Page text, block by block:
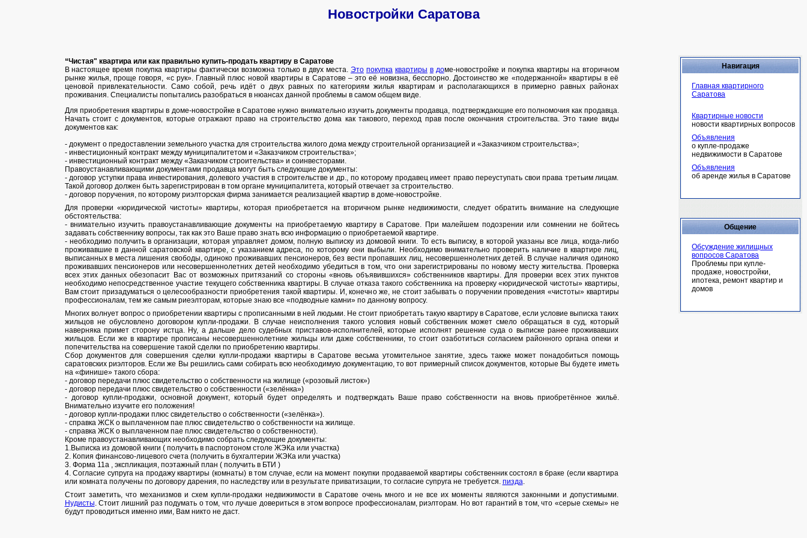
Новостройки Саратова
Навигация
Главная квартирного
Саратова
Квартирные новости
новости квартирных вопросов
Объявления
о купле-продаже
недвижимости в Саратове
Объявления
об аренде жилья в Саратове
Общение
Обсуждение жилищных
вопросов Саратова
Проблемы при купле-
продаже, новостройки,
ипотека, ремонт квартир и
домов
“Чистая" квартира или как правильно купить-продать квартиру в Саратове
В настоящее время покупка квартиры фактически возможна только в двух места. Это покупка квартиры в доме-новостройке и покупка квартиры на вторичном
рынке жилья, проще говоря, «с рук». Главный плюс новой квартиры в Саратове – это её новизна, бесспорно. Достоинство же «подержанной» квартиры в её
ценовой привлекательности. Само собой, речь идёт о двух равных по категориям жилья квартирам и располагающихся в примерно равных районах
проживания. Специалиcты попытались разобраться в нюансах данной проблемы в самом общем виде.
Для приобретения квартиры в доме-новостройке в Саратове нужно внимательно изучить документы продавца, подтверждающие его полномочия как продавца.
Начать стоит с документов, которые отражают право на строительство дома как такового, переход прав после окончания строительства. Это такие виды
документов как:
- документ о предоставлении земельного участка для строительства жилого дома между строительной организацией и «Заказчиком строительства»;
- инвестиционный контракт между муниципалитетом и «Заказчиком строительства»;
- инвестиционный контракт между «Заказчиком строительства» и соинвесторами.
Правоустанавливающими документами продавца могут быть следующие документы:
- договор уступки права инвестирования, долевого участия в строительстве и др., по которому продавец имеет право переуступать свои права третьим лицам.
Такой договор должен быть зарегистрирован в том органе муниципалитета, который отвечает за строительство.
- договор поручения, по которому риэлторская фирма занимается реализацией квартир в доме-новостройке.
Для проверки «юридической чистоты» квартиры, которая приобретается на вторичном рынке недвижимости, следует обратить внимание на следующие
обстоятельства:
- внимательно изучить правоустанавливающие документы на приобретаемую квартиру в Саратове. При малейшем подозрении или сомнении не бойтесь
задавать собственнику вопросы, так как это Ваше право знать всю информацию о приобретаемой квартире.
- необходимо получить в организации, которая управляет домом, полную выписку из домовой книги. То есть выписку, в которой указаны все лица, когда-либо
проживавшие в данной саратовской квартире, с указанием адреса, по которому они выбыли. Необходимо внимательно проверить наличие в квартире лиц,
выписанных в места лишения свободы, одиноко проживавших пенсионеров, без вести пропавших лиц, несовершеннолетних детей. В случае наличия одиноко
проживавших пенсионеров или несовершеннолетних детей необходимо убедиться в том, что они зарегистрированы по новому месту жительства. Проверка
всех этих данных обезопасит Вас от возможных притязаний со стороны «вновь объявившихся» собственников квартиры. Для проверки всех этих пунктов
необходимо непосредственное участие текущего собственника квартиры. В случае отказа такого собственника на проверку «юридической чистоты» квартиры,
Вам стоит призадуматься о целесообразности приобретения такой квартиры. И, конечно же, не стоит забывать о поручении проведения «чистоты» квартиры
профессионалам, тем же самым риеэлторам, которые знаю все «подводные камни» по данному вопросу.
Многих волнует вопрос о приобретении квартиры с прописанными в ней людьми. Не стоит приобретать такую квартиру в Саратове, если условие выписка таких
жильцов не обусловлено договором купли-продажи. В случае неисполнения такого условия новый собственник может смело обращаться в суд, который
наверняка примет сторону истца. Ну, а дальше дело судебных приставов-исполнителей, которые исполнят решение суда о выписке ранее проживавших
жильцов. Если же в квартире прописаны несовершеннолетние жильцы или даже собственники, то стоит озаботиться согласием районного органа опеки и
попечительства на совершение такой сделки по приобретению квартиры.
Сбор документов для совершения сделки купли-продажи квартиры в Саратове весьма утомительное занятие, здесь также может понадобиться помощь
саратовских риэлторов. Если же Вы решились сами собирать всю необходимую документацию, то вот примерный список документов, которые Вы будете иметь
на «финише» такого сбора:
- договор передачи плюс свидетельство о собственности на жилище («розовый листок»)
- договор передачи плюс свидетельство о собственности («зелёнка»)
- договор купли-продажи, основной документ, который будет определять и подтверждать Ваше право собственности на вновь приобретённое жильё.
Внимательно изучите его положения!
- договор купли-продажи плюс свидетельство о собственности («зелёнка»).
- справка ЖСК о выплаченном пае плюс свидетельство о собственности на жилище.
- справка ЖСК о выплаченном пае плюс свидетельство о собственности).
Кроме правоустанавливающих необходимо собрать следующие документы:
1.Выписка из домовой книги ( получить в паспортоном столе ЖЭКа или участка)
2. Копия финансово-лицевого счета (получить в бухгалтерии ЖЭКа или участка)
3. Форма 11а , экспликация, поэтажный план ( получить в БТИ )
4. Согласие супруга на продажу квартиры (комнаты) в том случае, если на момент покупки продаваемой квартиры собственник состоял в браке (если квартира
или комната получены по договору дарения, по наследству или в результате приватизации, то согласие супруга не требуется. пизда.
Стоит заметить, что механизмов и схем купли-продажи недвижимости в Саратове очень много и не все их моменты являются законными и допустимыми.
Нудисты. Стоит лишний раз подумать о том, что лучше довериться в этом вопросе профессионалам, риэлторам. Но вот гарантий в том, что «серые схемы» не
будут проводиться именно ими, Вам никто не даст.